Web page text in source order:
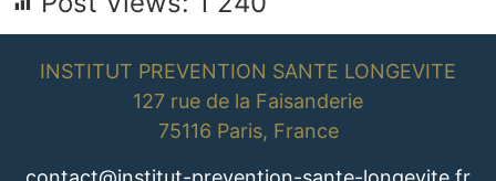
INSTITUT PREVENTION SANTE LONGEVITE
127 rue de la Faisanderie
75116 Paris, France